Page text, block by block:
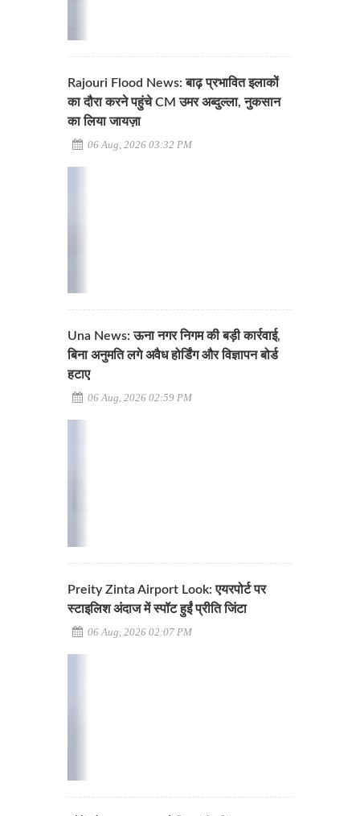
Rajouri Flood News: बाढ़ प्रभावित इलाकों
का दौरा करने पहुंचे CM उमर अब्दुल्ला, नुकसान
का लिया जायज़ा
06 Aug, 2026 03:32 PM
Una News: ऊना नगर निगम की बड़ी कार्रवाई,
बिना अनुमति लगे अवैध होर्डिंग और विज्ञापन बोर्ड
हटाए
06 Aug, 2026 02:59 PM
Preity Zinta Airport Look: एयरपोर्ट पर
स्टाइलिश अंदाज में स्पॉट हुईं प्रीति जिंटा
06 Aug, 2026 02:07 PM